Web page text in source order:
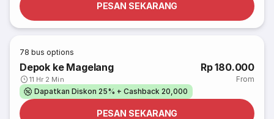
PESAN SEKARANG
78 bus options
Depok ke Magelang
11 Hr 2 Min
Rp 180.000
From
Dapatkan Diskon 25% + Cashback 20,000
PESAN SEKARANG